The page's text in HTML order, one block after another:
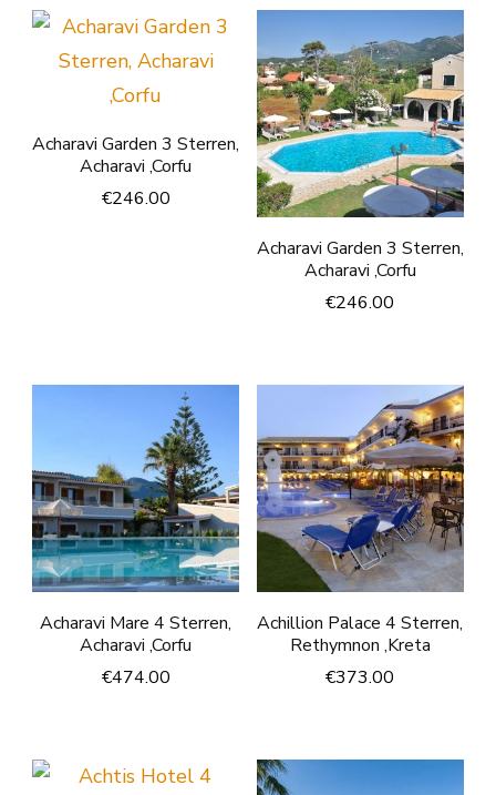
Acharavi Garden 3 Sterren,
Acharavi ,Corfu
€246.00
Acharavi Garden 3 Sterren,
Acharavi ,Corfu
€246.00
Acharavi Mare 4 Sterren,
Acharavi ,Corfu
€474.00
Achillion Palace 4 Sterren,
Rethymnon ,Kreta
€373.00